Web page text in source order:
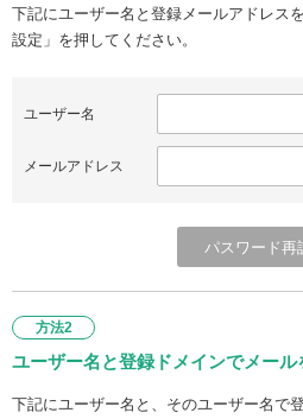
下記にユーザー名と登録メールアドレス
設定」を押してください。
ユーザー名
メールアドレス
方法2
ユーザー名と登録ドメインでメール
下記にユーザー名と、そのユーザー名で